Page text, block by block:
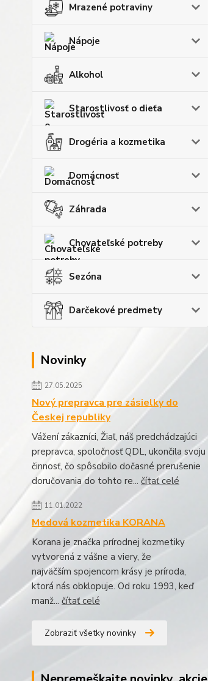
Mrazené potraviny
Nápoje
Alkohol
Starostlivosť o dieťa
Drogéria a kozmetika
Domácnosť
Záhrada
Chovateľské potreby
Sezóna
Darčekové predmety
Novinky
27.05.2025
Nový prepravca pre zásielky do
Českej republiky
Vážení zákazníci, Žiaľ, náš predchádzajúci
prepravca, spoločnosť QDL, ukončila svoju
činnosť, čo spôsobilo dočasné prerušenie
doručovania do tohto re... čítať celé
11.01.2022
Medová kozmetika KORANA
Korana je značka prírodnej kozmetiky
vytvorená z vášne a viery, že
najväčším spojencom krásy je príroda,
ktorá nás obklopuje. Od roku 1993, keď
manž... čítať celé
Zobraziť všetky novinky